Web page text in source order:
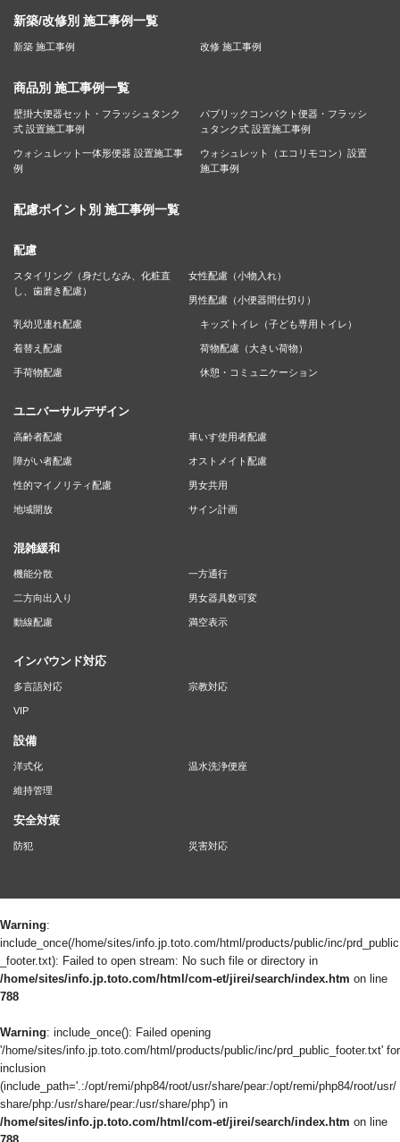
新築/改修別 施工事例一覧
新築 施工事例 改修 施工事例
商品別 施工事例一覧
壁掛大便器セット・フラッシュタンク
式 設置施工事例
パブリックコンパクト便器・フラッシ
ュタンク式 設置施工事例
ウォシュレット一体形便器 設置施工事
例
ウォシュレット（エコリモコン）設置
施工事例
配慮ポイント別 施工事例一覧
配慮
スタイリング（身だしなみ、化粧直
し、歯磨き配慮）
女性配慮（小物入れ）
男性配慮（小便器間仕切り）
乳幼児連れ配慮 キッズトイレ（子ども専用トイレ）
着替え配慮 荷物配慮（大きい荷物）
手荷物配慮 休憩・コミュニケーション
ユニバーサルデザイン
高齢者配慮 車いす使用者配慮
障がい者配慮 オストメイト配慮
性的マイノリティ配慮 男女共用
地域開放 サイン計画
混雑緩和
機能分散 一方通行
二方向出入り 男女器具数可変
動線配慮 満空表示
インバウンド対応
多言語対応 宗教対応
VIP
設備
洋式化 温水洗浄便座
維持管理
安全対策
防犯 災害対応
Warning:
include_once(/home/sites/info.jp.toto.com/html/products/public/inc/prd_public
_footer.txt): Failed to open stream: No such file or directory in
/home/sites/info.jp.toto.com/html/com-et/jirei/search/index.htm on line
788
Warning: include_once(): Failed opening
'/home/sites/info.jp.toto.com/html/products/public/inc/prd_public_footer.txt' for
inclusion
(include_path='.:/opt/remi/php84/root/usr/share/pear:/opt/remi/php84/root/usr/
share/php:/usr/share/pear:/usr/share/php') in
/home/sites/info.jp.toto.com/html/com-et/jirei/search/index.htm on line